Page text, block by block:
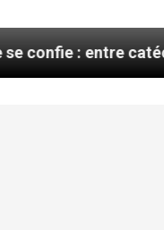
catéchuménat,